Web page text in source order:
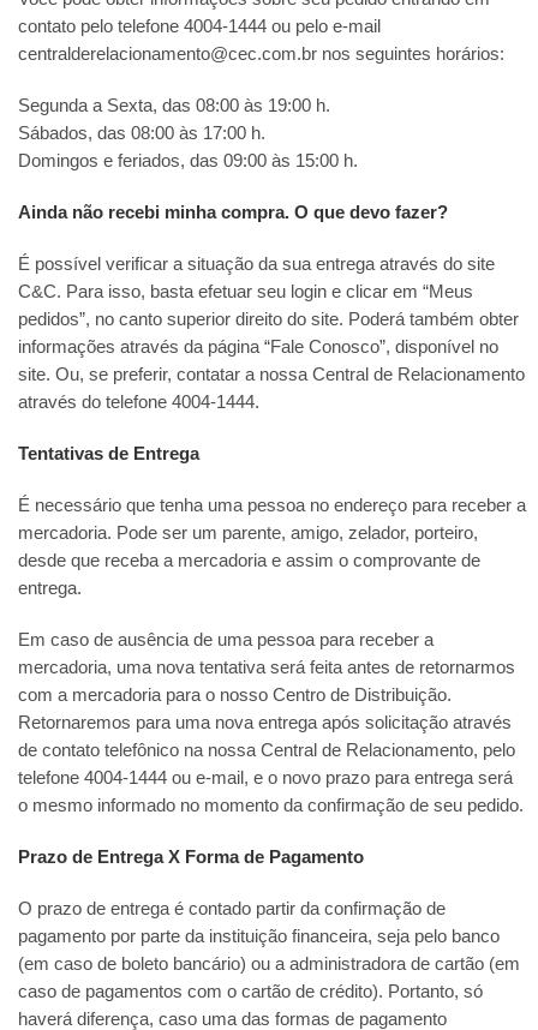
contato pelo telefone 4004-1444 ou pelo e-mail
centralderelacionamento@cec.com.br nos seguintes horários:
Segunda a Sexta, das 08:00 às 19:00 h.
Sábados, das 08:00 às 17:00 h.
Domingos e feriados, das 09:00 às 15:00 h.
Ainda não recebi minha compra. O que devo fazer?
É possível verificar a situação da sua entrega através do site
C&C. Para isso, basta efetuar seu login e clicar em “Meus
pedidos”, no canto superior direito do site. Poderá também obter
informações através da página “Fale Conosco”, disponível no
site. Ou, se preferir, contatar a nossa Central de Relacionamento
através do telefone 4004-1444.
Tentativas de Entrega
É necessário que tenha uma pessoa no endereço para receber a
mercadoria. Pode ser um parente, amigo, zelador, porteiro,
desde que receba a mercadoria e assim o comprovante de
entrega.
Em caso de ausência de uma pessoa para receber a
mercadoria, uma nova tentativa será feita antes de retornarmos
com a mercadoria para o nosso Centro de Distribuição.
Retornaremos para uma nova entrega após solicitação através
de contato telefônico na nossa Central de Relacionamento, pelo
telefone 4004-1444 ou e-mail, e o novo prazo para entrega será
o mesmo informado no momento da confirmação de seu pedido.
Prazo de Entrega X Forma de Pagamento
O prazo de entrega é contado partir da confirmação de
pagamento por parte da instituição financeira, seja pelo banco
(em caso de boleto bancário) ou a administradora de cartão (em
caso de pagamentos com o cartão de crédito). Portanto, só
haverá diferença, caso uma das formas de pagamento